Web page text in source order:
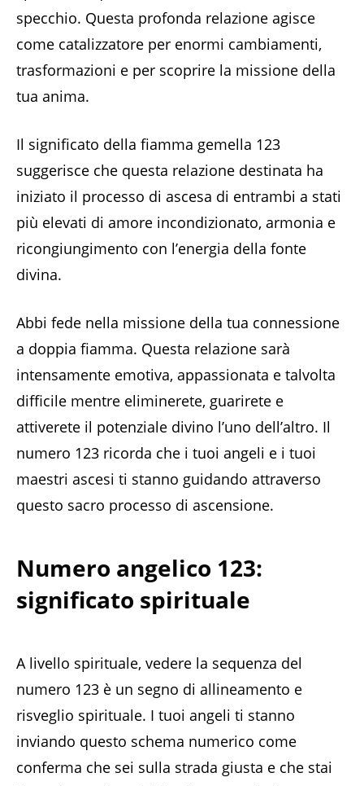
specchio. Questa profonda relazione agisce
come catalizzatore per enormi cambiamenti,
trasformazioni e per scoprire la missione della
tua anima.
Il significato della fiamma gemella 123
suggerisce che questa relazione destinata ha
iniziato il processo di ascesa di entrambi a stati
più elevati di amore incondizionato, armonia e
ricongiungimento con l’energia della fonte
divina.
Abbi fede nella missione della tua connessione
a doppia fiamma. Questa relazione sarà
intensamente emotiva, appassionata e talvolta
difficile mentre eliminerete, guarirete e
attiverete il potenziale divino l’uno dell’altro. Il
numero 123 ricorda che i tuoi angeli e i tuoi
maestri ascesi ti stanno guidando attraverso
questo sacro processo di ascensione.
Numero angelico 123:
significato spirituale
A livello spirituale, vedere la sequenza del
numero 123 è un segno di allineamento e
risveglio spirituale. I tuoi angeli ti stanno
inviando questo schema numerico come
conferma che sei sulla strada giusta e che stai